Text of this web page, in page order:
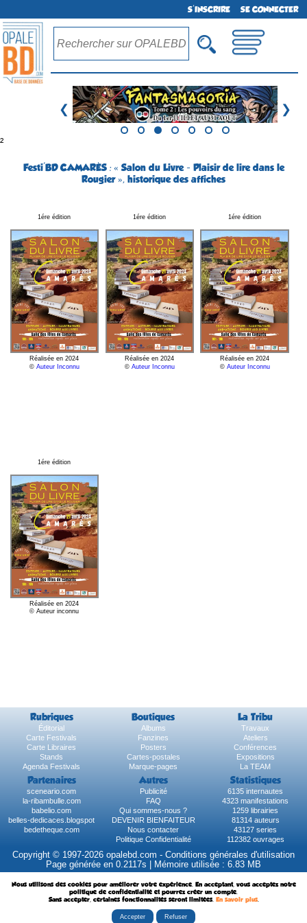
S'INSCRIRE SE CONNECTER
❮ ❯
²
Festi'BD CAMARÈS : « Salon du Livre - Plaisir de lire dans le
Rougier », historique des affiches
1ére édition
Réalisée en 2024
© Auteur Inconnu
1ére édition
Réalisée en 2024
© Auteur Inconnu
1ére édition
Réalisée en 2024
© Auteur Inconnu
1ére édition
Réalisée en 2024
© Auteur inconnu
Rubriques Boutiques La Tribu
Éditorial Albums
Travaux
Carte Festivals
Fanzines
Ateliers
Carte Libraires
Posters
Conférences
Stands
Cartes-postales
Expositions
Agenda Festivals
Marque-pages La TEAM
Partenaires Autres Statistiques
sceneario.com Publicité
6135 internautes
la-ribambulle.com
FAQ
4323 manifestations
babelio.com
Qui sommes-nous ?
1259 librairies
belles-dedicaces.blogspot
DEVENIR BIENFAITEUR
81314 auteurs
bedetheque.com
Nous contacter
43127 series
Politique Confidentialité
112382 ouvrages
Copyright © 1997-2026 opalebd.com - Conditions générales d'utilisation
Page générée en 0.2117s | Mémoire utilisée : 6.83 MB
Nous utilisons des cookies pour améliorer votre expérience. En acceptant, vous acceptez notre
politique de confidentialité et pourrez créer un compte.
Sans accepter, certaines fonctionnalités seront limitées. En savoir plus.
Accepter Refuser